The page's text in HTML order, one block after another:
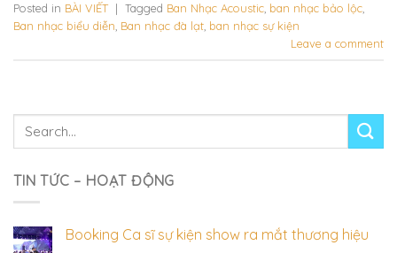
Posted in BÀI VIẾT | Tagged Ban Nhạc Acoustic ban nhạc bảo lộc
Ban nhạc biểu diễn Ban nhạc đà lạt ban nhạc sự kiện
Leave a comment
TIN TỨC – HOẠT ĐỘNG
Booking Ca sĩ sự kiện show ra mắt thương hiệu